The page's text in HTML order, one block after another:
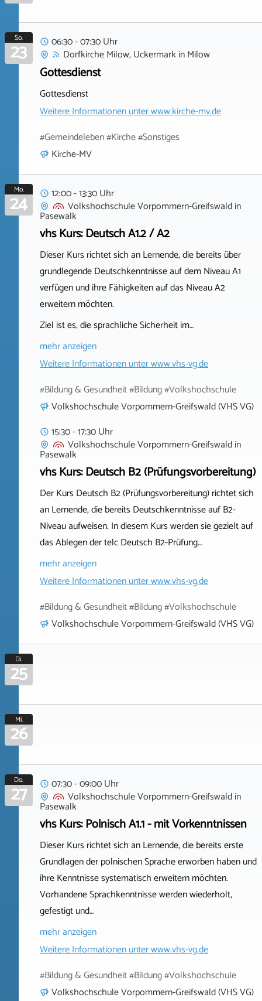
So.
23
06:30 - 07:30 Uhr
Dorfkirche Milow, UckermarkinMilow
Gottesdienst
Gottesdienst
Weitere Informationen unterwww.kirche-mv.de
#Gemeindeleben #Kirche #Sonstiges
Kirche-MV
Mo.
24
12:00 - 13:30 Uhr
Volkshochschule Vorpommern-Greifswaldin
Pasewalk
vhs Kurs: Deutsch A1.2 / A2
Dieser Kurs richtet sich an Lernende, die bereits über
grundlegende Deutschkenntnisse auf dem Niveau A1
verfügen und ihre Fähigkeiten auf das Niveau A2
erweitern möchten.
Ziel ist es, die sprachliche Sicherheit im…
mehr anzeigen
Weitere Informationen unterwww.vhs-vg.de
#Bildung & Gesundheit #Bildung #Volkshochschule
Volkshochschule Vorpommern-Greifswald (VHS VG)
15:30 - 17:30 Uhr
Volkshochschule Vorpommern-Greifswaldin
Pasewalk
vhs Kurs: Deutsch B2 (Prüfungsvorbereitung)
Der Kurs Deutsch B2 (Prüfungsvorbereitung) richtet sich
an Lernende, die bereits Deutschkenntnisse auf B2-
Niveau aufweisen. In diesem Kurs werden sie gezielt auf
das Ablegen der telc Deutsch B2-Prüfung…
mehr anzeigen
Weitere Informationen unterwww.vhs-vg.de
#Bildung & Gesundheit #Bildung #Volkshochschule
Volkshochschule Vorpommern-Greifswald (VHS VG)
Di.
25
Mi.
26
Do.
27
07:30 - 09:00 Uhr
Volkshochschule Vorpommern-Greifswaldin
Pasewalk
vhs Kurs: Polnisch A1.1 - mit Vorkenntnissen
Dieser Kurs richtet sich an Lernende, die bereits erste
Grundlagen der polnischen Sprache erworben haben und
ihre Kenntnisse systematisch erweitern möchten.
Vorhandene Sprachkenntnisse werden wiederholt,
gefestigt und…
mehr anzeigen
Weitere Informationen unterwww.vhs-vg.de
#Bildung & Gesundheit #Bildung #Volkshochschule
Volkshochschule Vorpommern-Greifswald (VHS VG)